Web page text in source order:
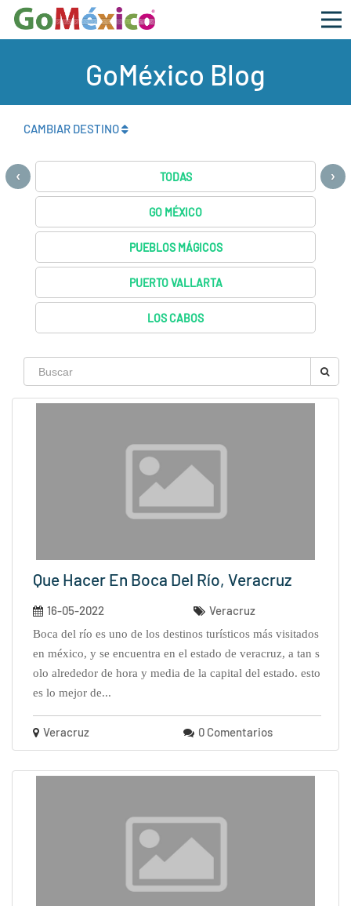
GoMéxico Blog
CAMBIAR DESTINO
TODAS
GO MÉXICO
PUEBLOS MÁGICOS
PUERTO VALLARTA
LOS CABOS
‹ ›
Que Hacer En Boca Del Río, Veracruz
16-05-2022 Veracruz
boca del río es uno de los destinos turísticos más visitados
en méxico, y se encuentra en el estado de veracruz, a tan s
olo alrededor de hora y media de la capital del estado. esto
es lo mejor de...
Veracruz 0 Comentarios